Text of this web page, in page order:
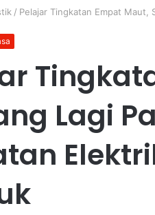
/ Pelajar Tingkatan Empat Maut,
Lagi